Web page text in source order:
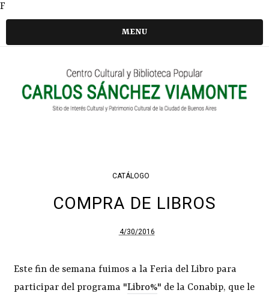
F
MENU
CATÁLOGO
COMPRA DE LIBROS
4/30/2016
Este fin de semana fuimos a la Feria del Libro para
participar del programa "Libro%" de la Conabip, que le